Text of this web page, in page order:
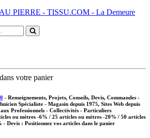
votre panier
- Renseignements, Projets, Conseils, Devis, Commandes -
Spécialiste - Magasin depuis 1975, Sites Web depuis
Professionnels - Collectivités - Particuliers
ou mètres -6% / 25 articles ou mètres -20% / 50 articles
- Devis : Positionnez vos articles dans le panier